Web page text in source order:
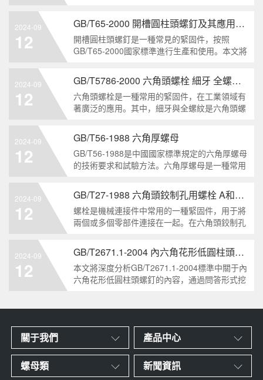
標準。本文將深度分析這種螺釘的特點、應用以
及制造要求等相關知識點，為讀者提供全面的了
解。1. 六角頭自
2024-09
12
GB/T65-2000 開槽圓柱頭螺釘及其應用領域
開槽圓柱頭螺釘是一種常見的緊固件，按照
GB/T65-2000國家標準進行生產和使用。本文將
領域，幫助讀者更好地了解和應用該種螺釘。什
么是GB/T65-2000 開槽圓柱頭螺釘？GB/T65-
200
2024-09
12
GB/T5786-2000 六角頭螺栓 細牙 全螺紋——工業重要性和特點
六角頭螺栓是一種常用的緊固件，在工業領域有
著廣泛的應用。其中，細牙與全螺紋是六角頭螺
兩個方面，對GB/T5786-2000標準下的六角頭螺
栓 細牙 全螺紋進行深度分析和知識挖掘。什么
是GB/T57
2024-09
12
GB/T56-1988 六角厚螺母
GB/T56-1988是中國國家標準規定的六角厚螺母
的技術要求和試驗方法。六角厚螺母是一種常用
用于需要更大的力矩和耐久性的緊固裝配。六角
厚螺母的材料和制造工藝六角厚螺母通常由低碳
鋼、中碳鋼或合金鋼
2024-09
12
GB/T27-1988 六角頭鉸制孔用螺栓 A和B級
螺栓是機械連接件中常用的一種緊固件，用于將
兩個或多個零部件連接在一起。在六角頭鉸制孔
級和B級兩種。下面我們來分析一下這兩種級別
的螺栓有哪些區別。1. A級和B級的定義和標準
有什么不同?A級和B級是
2024-09
12
GB/T2671.1-2004 內六角花形低圓柱頭螺釘
本文將深度分析GB/T2671.1-2004標準中關于內
六角花形低圓柱頭螺釘的內容，通過問答形式挖
關于我們 產品中心
螺母類 新聞資訊